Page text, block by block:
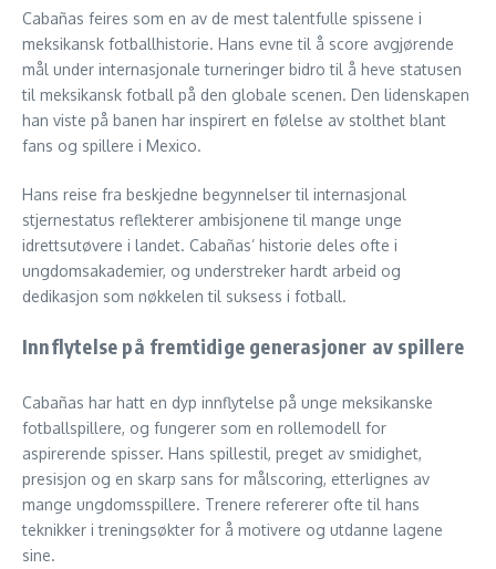
Cabañas feires som en av de mest talentfulle spissene i
meksikansk fotballhistorie. Hans evne til å score avgjørende
mål under internasjonale turneringer bidro til å heve statusen
til meksikansk fotball på den globale scenen. Den lidenskapen
han viste på banen har inspirert en følelse av stolthet blant
fans og spillere i Mexico.
Hans reise fra beskjedne begynnelser til internasjonal
stjernestatus reflekterer ambisjonene til mange unge
idrettsutøvere i landet. Cabañas’ historie deles ofte i
ungdomsakademier, og understreker hardt arbeid og
dedikasjon som nøkkelen til suksess i fotball.
Innflytelse på fremtidige generasjoner av spillere
Cabañas har hatt en dyp innflytelse på unge meksikanske
fotballspillere, og fungerer som en rollemodell for
aspirerende spisser. Hans spillestil, preget av smidighet,
presisjon og en skarp sans for målscoring, etterlignes av
mange ungdomsspillere. Trenere refererer ofte til hans
teknikker i treningsøkter for å motivere og utdanne lagene
sine.